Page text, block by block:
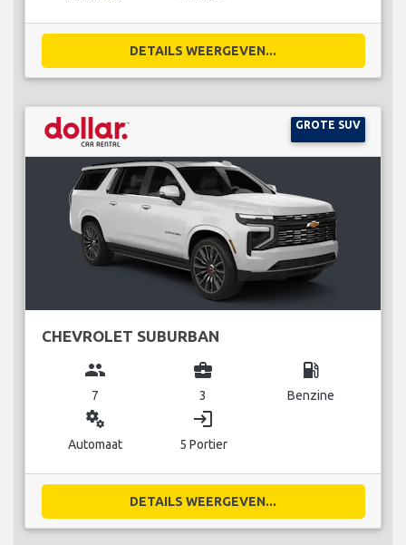
DETAILS WEERGEVEN...
GROTE SUV
CHEVROLET SUBURBAN
group
7
business_center
3
local_gas_station
Benzine
miscellaneous_services
Automaat
login
5 Portier
DETAILS WEERGEVEN...